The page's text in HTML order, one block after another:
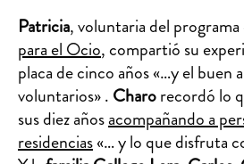
Patricia, voluntaria del programa
para el Ocio, compartió su
placa de cinco años «…y el buen
voluntarios» . Charorecordó lo
sus diez añosacompañando a
residencias«… y lo que disfruta